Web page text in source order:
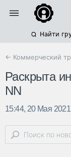
Найти
← Коммерческий
Раскрыта
NN
15:44, 20 Мая 2021